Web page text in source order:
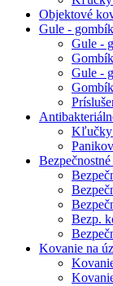
Objektové
Gule -
Gule -
Gule -
Kľučky
Bezp.
Kovanie na